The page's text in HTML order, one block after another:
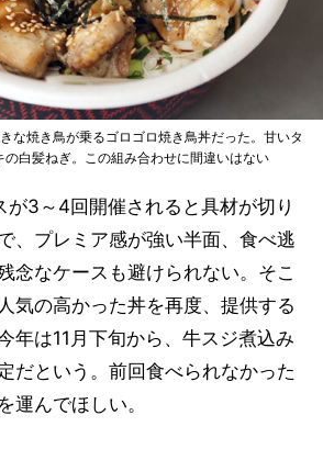
な焼き鳥が乗るゴロゴロ焼き鳥丼だった。甘いタ
の白髪ねぎ。この組み合わせに間違いはない
が3～4回開催されると具材が切り
、プレミア感が強い半面、食べ逃
念なケースも避けられない。そこ
気の高かった丼を再度、提供する
年は11月下旬から、牛スジ煮込み
だという。前回食べられなかった
運んでほしい。